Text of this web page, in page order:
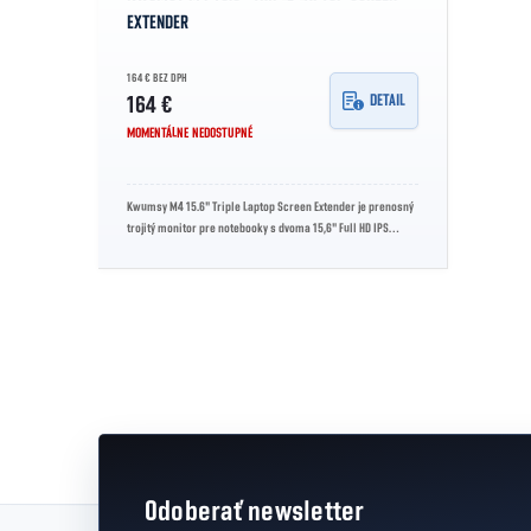
EXTENDER
164 € BEZ DPH
164 €
MOMENTÁLNE NEDOSTUPNÉ
DETAIL
Kwumsy M4 15.6" Triple Laptop Screen Extender je prenosný
trojitý monitor pre notebooky s dvoma 15,6" Full HD IPS
Odoberať newsletter